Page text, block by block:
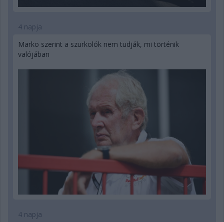
4 napja
Marko szerint a szurkolók nem tudják, mi történik
valójában
4 napja